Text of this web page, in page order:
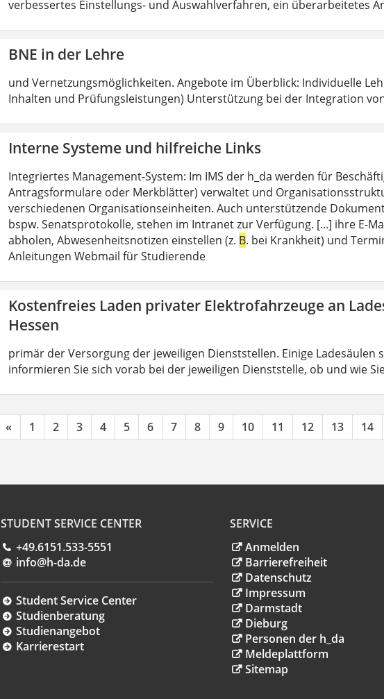
verbessertes Einstellungs- und Auswahlverfahren, ein überarbeitetes
BNE in der Lehre
und Vernetzungsmöglichkeiten. Angebote im Überblick: Individuelle
Inhalten und Prüfungsleistungen) Unterstützung bei der Integration
Interne Systeme und hilfreiche Links
Integriertes Management-System: Im IMS der h_da werden für
Antragsformulare oder Merkblätter) verwaltet und
verschiedenen Organisationseinheiten. Auch unterstützende
bspw. Senatsprotokolle, stehen im Intranet zur Verfügung. [...] ihre E-
abholen, Abwesenheitsnotizen einstellen (z. B. bei Krankheit) und
Anleitungen Webmail für Studierende
Kostenfreies Laden privater Elektrofahrzeuge an
Hessen
primär der Versorgung der jeweiligen Dienststellen. Einige Ladesäulen
informieren Sie sich vorab bei der jeweiligen Dienststelle, ob und wie
« 1 2 3 4 5 6 7 8 9 10 11 12 13 14
STUDENT SERVICE CENTER
+49.6151.533-5551
info@h-da.de
Student Service Center
Studienberatung
Studienangebot
Karrierestart
SERVICE
Anmelden
Barrierefreiheit
Datenschutz
Impressum
Darmstadt
Dieburg
Personen der h_da
Meldeplattform
Sitemap